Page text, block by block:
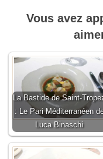
Vous avez
La Bastide de Saint-
: Le Pari Méditerranéen
Luca Binaschi